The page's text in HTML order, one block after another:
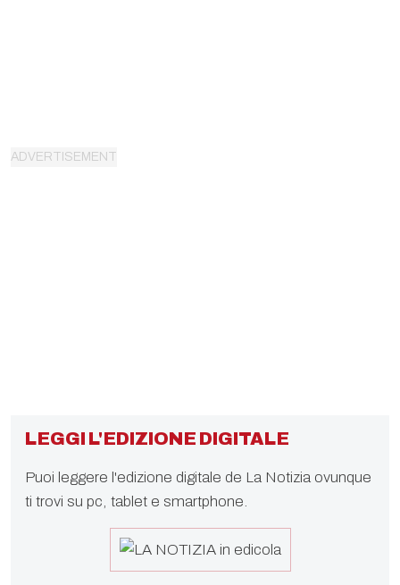
LEGGI L'EDIZIONE DIGITALE
Puoi leggere l'edizione digitale de La Notizia ovunque
ti trovi su pc, tablet e smartphone.